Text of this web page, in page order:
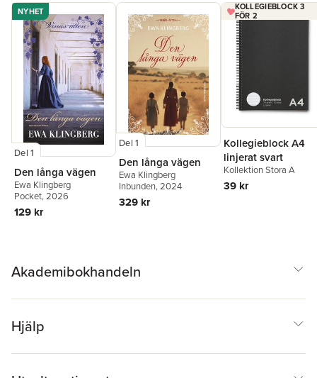
NYHET
Del 1
Den långa vägen
Ewa Klingberg
Pocket, 2026
129 kr
Del 1
Den långa vägen
Ewa Klingberg
Inbunden, 2024
329 kr
KOLLEGIEBLOCK 3
FÖR 2
Kollegieblock A4
linjerat svart
Kollektion Stora A
39 kr
Akademibokhandeln
Hjälp